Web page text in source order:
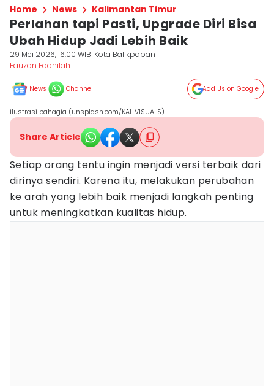
Home News Kalimantan Timur
Perlahan tapi Pasti, Upgrade Diri Bisa
Ubah Hidup Jadi Lebih Baik
29 Mei 2026, 16:00 WIB Kota Balikpapan
Fauzan Fadhilah
News Channel Add Us on Google
ilustrasi bahagia (unsplash.com/KAL VISUALS)
Share Article
Setiap orang tentu ingin menjadi versi terbaik dari
dirinya sendiri. Karena itu, melakukan perubahan
ke arah yang lebih baik menjadi langkah penting
untuk meningkatkan kualitas hidup.